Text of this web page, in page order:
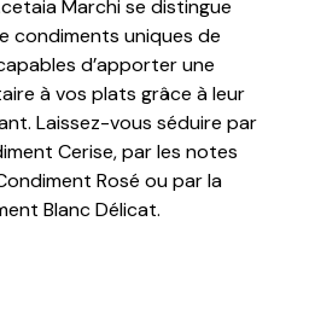
Marchi se distingue
condiments uniques de
d’apporter une
à vos plats grâce à leur
Laissez-vous séduire par
Cerise, par les notes
Rosé ou par la
Blanc Délicat.